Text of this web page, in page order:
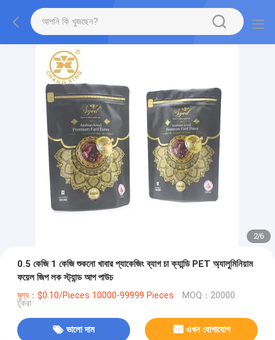
2/6
0.5 কেজি 1 কেজি শুকনো খাবার প্যাকেজিং ব্যাগ চা ক্যান্ডি PET অ্যালুমিনিয়াম
ফয়েল জিপ লক স্ট্যান্ড আপ পাউচ
মূল্য：$0.10/Pieces 10000-99999 Pieces MOQ：20000
টুকরা
ভালো দাম এখন যোগাযোগ